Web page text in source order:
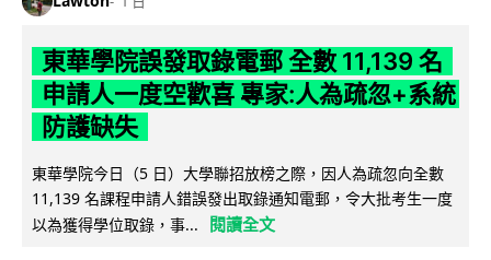
東華學院誤發取錄電郵 全數 11,139 名
申請人一度空歡喜 專家:人為疏忽+系統
防護缺失
東華學院今日（5 日）大學聯招放榜之際，因人為疏忽向全數
11,139 名課程申請人錯誤發出取錄通知電郵，令大批考生一度
以為獲得學位取錄，事...
閱讀全文